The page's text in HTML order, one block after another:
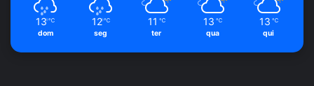
13 ℃
dom
12 ℃
seg
11 ℃
ter
13 ℃
qua
13 ℃
qui